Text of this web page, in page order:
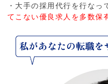
・大手の採用代行を行なっ
てこない優良求人を多数保